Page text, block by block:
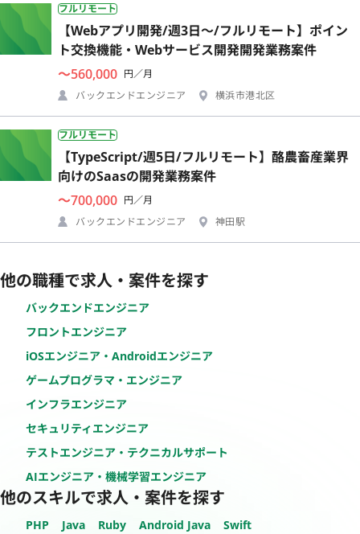
フルリモート
【Webアプリ開発/週3日〜/フルリモート】ポイン
ト交換機能・Webサービス開発開発業務案件
〜560,000 円／月
バックエンドエンジニア
横浜市港北区
フルリモート
【TypeScript/週5日/フルリモート】酪農畜産業界
向けのSaasの開発業務案件
〜700,000 円／月
バックエンドエンジニア
神田駅
他の職種で求人・案件を探す
バックエンドエンジニア
フロントエンジニア
iOSエンジニア・Androidエンジニア
ゲームプログラマ・エンジニア
インフラエンジニア
セキュリティエンジニア
テストエンジニア・テクニカルサポート
AIエンジニア・機械学習エンジニア
他のスキルで求人・案件を探す
PHP Java Ruby Android Java
Swift